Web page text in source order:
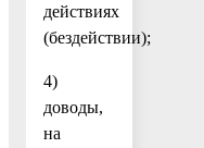
действиях
(бездействии);
4)
доводы,
на